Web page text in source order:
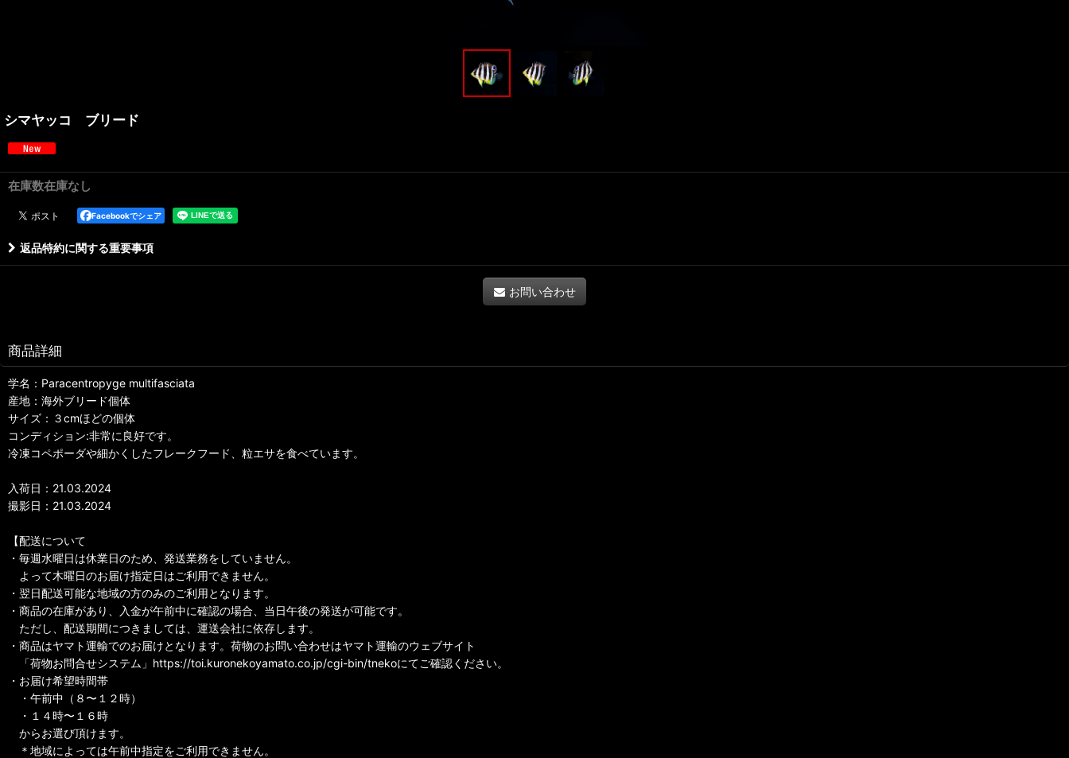
シマヤッコ ブリード
在庫数在庫なし
Facebookでシェア
返品特約に関する重要事項
お問い合わせ
商品詳細
学名：Paracentropyge multifasciata
産地：海外ブリード個体
サイズ：３cmほどの個体
コンディション:非常に良好です。
冷凍コペポーダや細かくしたフレークフード、粒エサを食べています。
入荷日：21.03.2024
撮影日：21.03.2024
【配送について
・毎週水曜日は休業日のため、発送業務をしていません。
よって木曜日のお届け指定日はご利用できません。
・翌日配送可能な地域の方のみのご利用となります。
・商品の在庫があり、入金が午前中に確認の場合、当日午後の発送が可能です。
ただし、配送期間につきましては、運送会社に依存します。
・商品はヤマト運輸でのお届けとなります。荷物のお問い合わせはヤマト運輸のウェブサイト
「荷物お問合せシステム」https://toi.kuronekoyamato.co.jp/cgi-bin/tnekoにてご確認ください。
・お届け希望時間帯
・午前中（８〜１２時）
・１４時〜１６時
からお選び頂けます。
＊地域によっては午前中指定をご利用できません。